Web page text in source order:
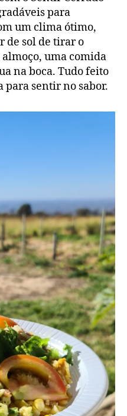
para
um clima ótimo,
de sol de tirar o
uma comida
na boca. Tudo feito
para sentir no sabor.